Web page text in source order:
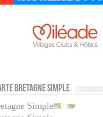
bretagne simple